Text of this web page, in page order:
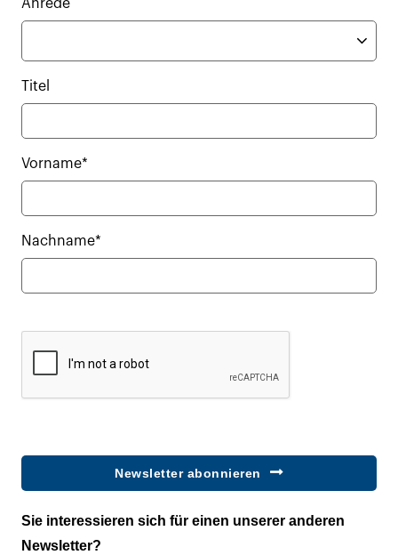
Anrede
Titel
Vorname*
Nachname*
Newsletter abonnieren
Sie interessieren sich für einen unserer anderen
Newsletter?